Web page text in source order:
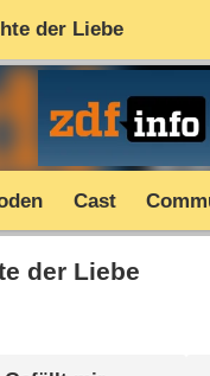
der Liebe
Cast
der Liebe